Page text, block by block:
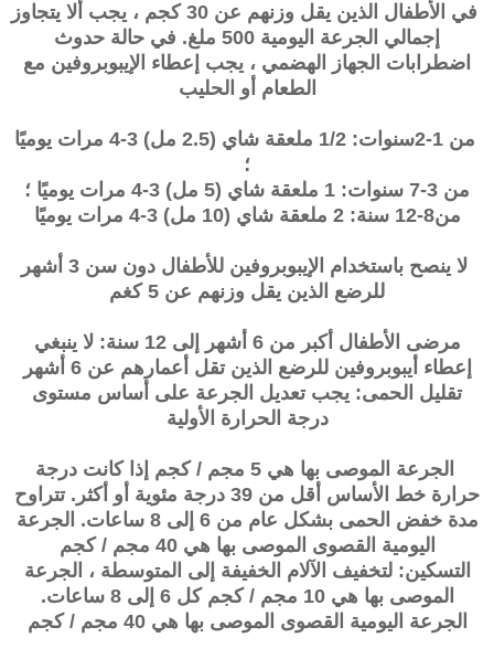
في الأطفال الذين يقل وزنهم عن 30 كجم ، يجب ألا يتجاوز
إجمالي الجرعة اليومية 500 ملغ. في حالة حدوث
اضطرابات الجهاز الهضمي ، يجب إعطاء الإيبوبروفين مع
الطعام أو الحليب
من 1-2سنوات: 1/2 ملعقة شاي (2.5 مل) 3-4 مرات يوميًا
؛
من 3-7 سنوات: 1 ملعقة شاي (5 مل) 3-4 مرات يوميًا ؛
من8-12 سنة: 2 ملعقة شاي (10 مل) 3-4 مرات يوميًا
لا ينصح باستخدام الإيبوبروفين للأطفال دون سن 3 أشهر
للرضع الذين يقل وزنهم عن 5 كغم
مرضى الأطفال أكبر من 6 أشهر إلى 12 سنة: لا ينبغي
إعطاء أيبوبروفين للرضع الذين تقل أعمارهم عن 6 أشهر
تقليل الحمى: يجب تعديل الجرعة على أساس مستوى
درجة الحرارة الأولية
الجرعة الموصى بها هي 5 مجم / كجم إذا كانت درجة
حرارة خط الأساس أقل من 39 درجة مئوية أو أكثر. تتراوح
مدة خفض الحمى بشكل عام من 6 إلى 8 ساعات. الجرعة
اليومية القصوى الموصى بها هي 40 مجم / كجم
التسكين: لتخفيف الآلام الخفيفة إلى المتوسطة ، الجرعة
الموصى بها هي 10 مجم / كجم كل 6 إلى 8 ساعات.
الجرعة اليومية القصوى الموصى بها هي 40 مجم / كجم